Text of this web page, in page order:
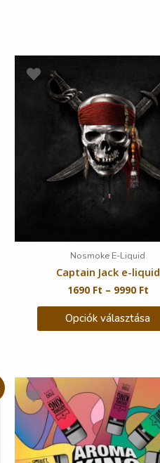
Nosmoke E-Liquid
Captain Jack e-liquid
1690 Ft – 9990 Ft
Opciók választása